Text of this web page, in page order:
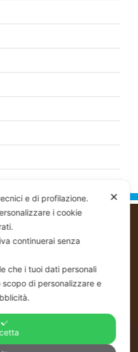
EZIO & C SNC
- Linea Alimentare
Pastry - Bakery
/ C.FISC NUM.
✕
e di profilazione.
i cookie
continuerai senza
che i tuoi dati personali
di personalizzare e